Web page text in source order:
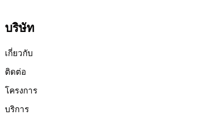
บริษัท
เกี่ยวกับ
ติดต่อ
โครงการ
บริการ